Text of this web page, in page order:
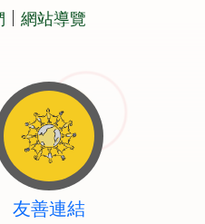
網站導覽
友善連結